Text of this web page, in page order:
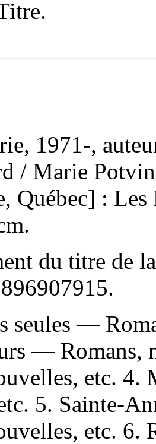
1971-,
/ Marie
Québec] :
du titre de
.
seules —
—
etc.
5. Sainte-
etc. 6.